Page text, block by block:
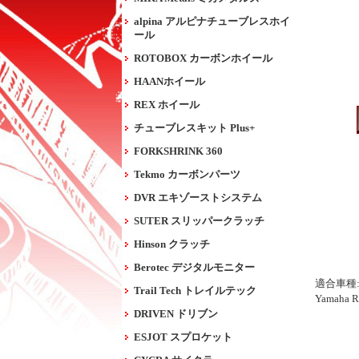
alpina アルピナチューブレスホイ
ール
ROTOBOX カーボンホイール
HAANホイール
REX ホイール
チューブレスキット Plus+
FORKSHRINK 360
Tekmo カーボンパーツ
DVR エキゾーストシステム
SUTER スリッパークラッチ
Hinson クラッチ
Berotec デジタルモニター
Trail Tech トレイルテック
DRIVEN ドリブン
ESJOT スプロケット
適合車種:
Yamaha